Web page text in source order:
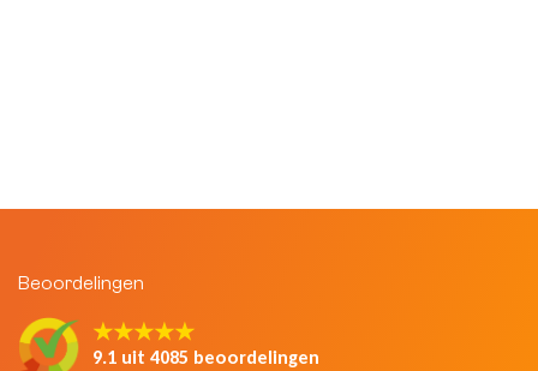
Beoordelingen
★★★★★
9.1 uit 4085 beoordelingen